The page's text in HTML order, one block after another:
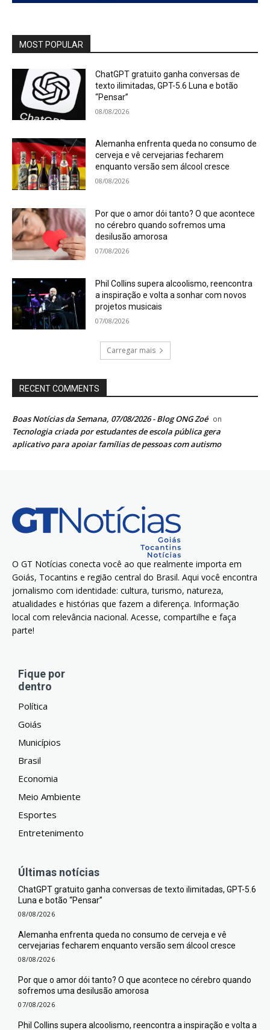
MOST POPULAR
ChatGPT gratuito ganha conversas de
texto ilimitadas, GPT-5.6 Luna e botão
“Pensar”
08/08/2026
Alemanha enfrenta queda no consumo de
cerveja e vê cervejarias fecharem
enquanto versão sem álcool cresce
08/08/2026
Por que o amor dói tanto? O que acontece
no cérebro quando sofremos uma
desilusão amorosa
07/08/2026
Phil Collins supera alcoolismo, reencontra
a inspiração e volta a sonhar com novos
projetos musicais
07/08/2026
Carregar mais
RECENT COMMENTS
Boas Notícias da Semana, 07/08/2026 - Blog ONG Zoé on
Tecnologia criada por estudantes de escola pública gera
aplicativo para apoiar famílias de pessoas com autismo
O GT Notícias conecta você ao que realmente importa em
Goiás, Tocantins e região central do Brasil. Aqui você encontra
jornalismo com identidade: cultura, turismo, natureza,
atualidades e histórias que fazem a diferença. Informação
local com relevância nacional. Acesse, compartilhe e faça
parte!
Fique por
dentro
Política
Goiás
Municípios
Brasil
Economia
Meio Ambiente
Esportes
Entretenimento
Últimas notícias
ChatGPT gratuito ganha conversas de texto ilimitadas, GPT-5.6
Luna e botão “Pensar”
08/08/2026
Alemanha enfrenta queda no consumo de cerveja e vê
cervejarias fecharem enquanto versão sem álcool cresce
08/08/2026
Por que o amor dói tanto? O que acontece no cérebro quando
sofremos uma desilusão amorosa
07/08/2026
Phil Collins supera alcoolismo, reencontra a inspiração e volta a